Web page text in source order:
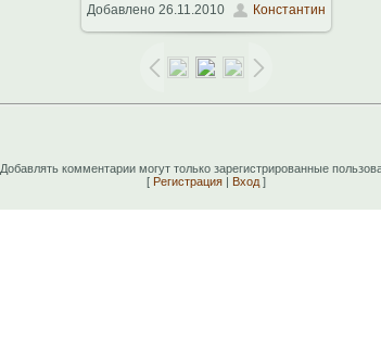
169.3Kb
Добавлено26.11.2010 Константин
Добавлять комментарии могут только зарегистрированные
[ Регистрация| Вход]